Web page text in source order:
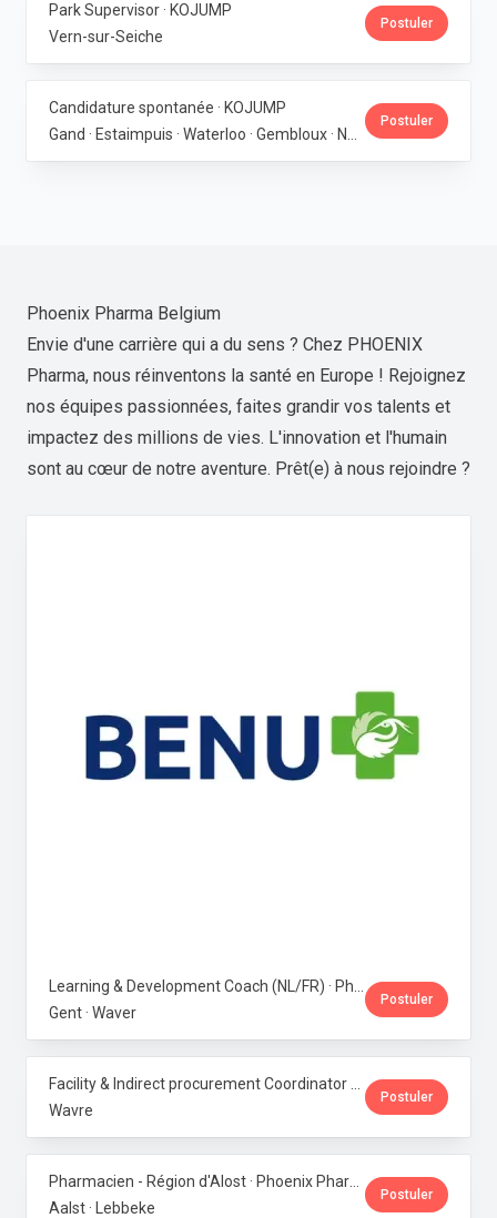
Park Supervisor · KOJUMP
Vern-sur-Seiche
Postuler
Candidature spontanée · KOJUMP
Postuler
Phoenix Pharma Belgium
Envie d'une carrière qui a du sens ? Chez PHOENIX
Pharma, nous réinventons la santé en Europe ! Rejoignez
nos équipes passionnées, faites grandir vos talents et
impactez des millions de vies. L'innovation et l'humain
sont au cœur de notre aventure. Prêt(e) à nous rejoindre ?
Gent · Waver
Postuler
Wavre
Postuler
Aalst · Lebbeke
Postuler